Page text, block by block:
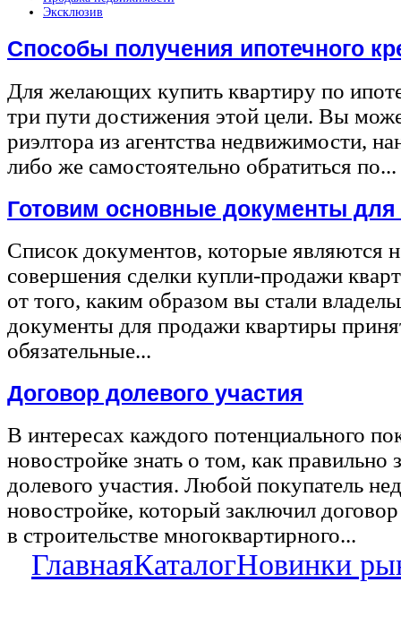
Эксклюзив
Способы получения ипотечного
Для желающих купить квартиру по
три пути достижения этой цели. Вы
риэлтора из агентства недвижимости,
либо же самостоятельно обратиться по...
Готовим основные документы
Список документов, которые являются
совершения сделки купли-продажи
от того, каким образом вы стали
документы для продажи квартиры
обязательные...
Договор долевого участия
В интересах каждого потенциального
новостройке знать о том, как правильно
долевого участия. Любой покупатель
новостройке, который заключил
в строительстве многоквартирного...
ГлавнаяКаталогНовинки